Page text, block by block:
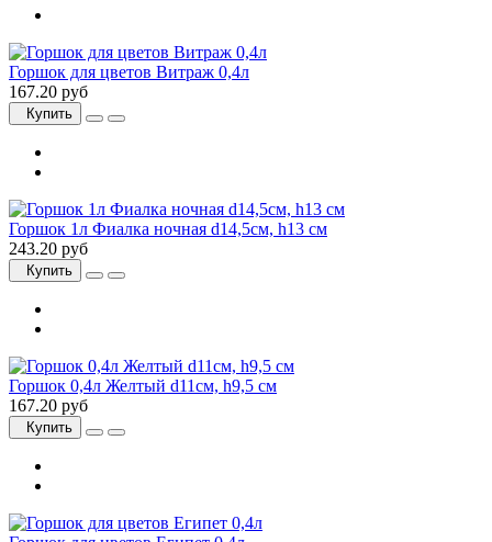
Горшок для цветов Витраж 0,4л
167.20 руб
Купить
Горшок 1л Фиалка ночная d14,5см, h13 см
243.20 руб
Купить
Горшок 0,4л Желтый d11см, h9,5 см
167.20 руб
Купить